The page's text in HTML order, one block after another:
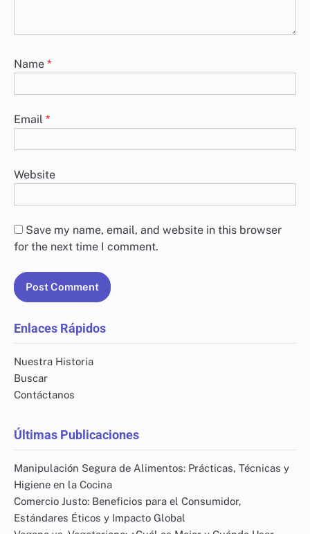
fields are marked*
Name*
Email*
Save my name, email, and website in this browser
for the next time I comment.